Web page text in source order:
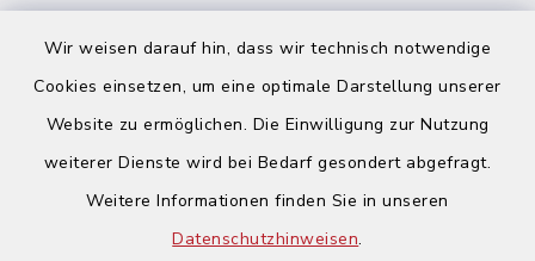
Wir weisen darauf hin, dass wir technisch notwendige
Cookies einsetzen, um eine optimale Darstellung unserer
Website zu ermöglichen. Die Einwilligung zur Nutzung
weiterer Dienste wird bei Bedarf gesondert abgefragt.
Weitere Informationen finden Sie in unseren
Datenschutzhinweisen.
Barrierefreiheit